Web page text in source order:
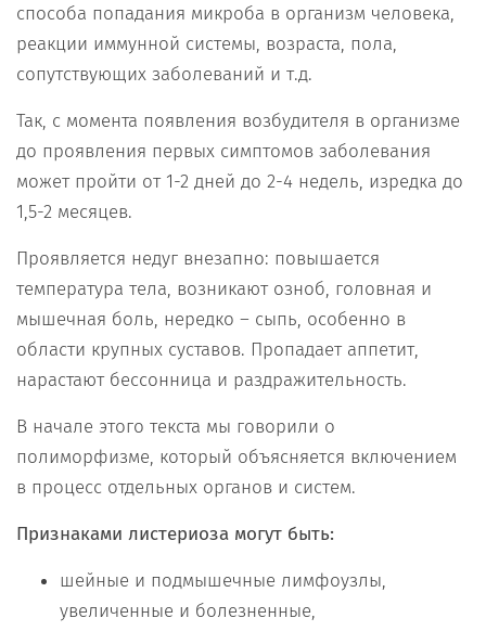
способа попадания микроба в организм человека,
реакции иммунной системы, возраста, пола,
сопутствующих заболеваний и т.д.
Так, с момента появления возбудителя в организме
до проявления первых симптомов заболевания
может пройти от 1-2 дней до 2-4 недель, изредка до
1,5-2 месяцев.
Проявляется недуг внезапно: повышается
температура тела, возникают озноб, головная и
мышечная боль, нередко – сыпь, особенно в
области крупных суставов. Пропадает аппетит,
нарастают бессонница и раздражительность.
В начале этого текста мы говорили о
полиморфизме, который объясняется включением
в процесс отдельных органов и систем.
Признаками листериоза могут быть:
шейные и подмышечные лимфоузлы,
увеличенные и болезненные,